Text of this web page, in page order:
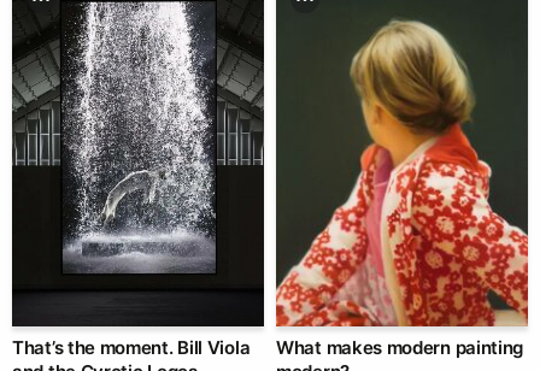
That’s the moment. Bill Viola
What makes modern painting